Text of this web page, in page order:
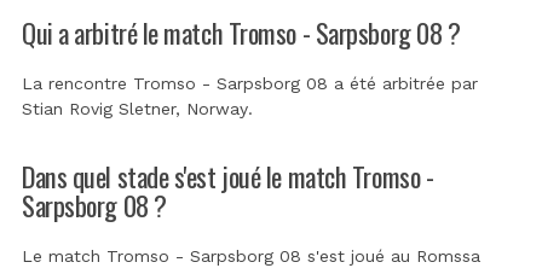
Qui a arbitré le match Tromso - Sarpsborg 08 ?
La rencontre Tromso - Sarpsborg 08 a été arbitrée par
Stian Rovig Sletner, Norway.
Dans quel stade s'est joué le match Tromso -
Sarpsborg 08 ?
Le match Tromso - Sarpsborg 08 s'est joué au Romssa